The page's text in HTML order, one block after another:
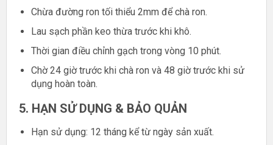
Chừa đường ron tối thiểu 2mm để chà ron.
Lau sạch phần keo thừa trước khi khô.
Thời gian điều chỉnh gạch trong vòng 10 phút.
Chờ 24 giờ trước khi chà ron và 48 giờ trước khi sử
dụng hoàn toàn.
5. HẠN SỬ DỤNG & BẢO QUẢN
Hạn sử dụng: 12 tháng kể từ ngày sản xuất.